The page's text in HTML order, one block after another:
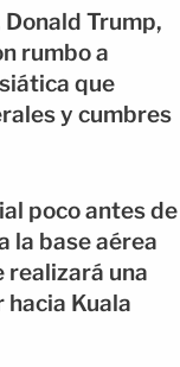
Trump,
rumbo a
que
y cumbres
poco antes de
la base aérea
realizará una
Kuala